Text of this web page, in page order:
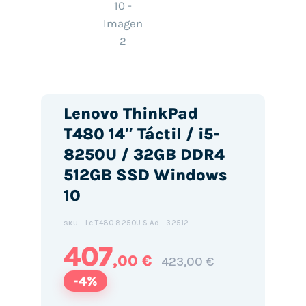
Lenovo ThinkPad
T480 14″ Táctil / i5-
8250U / 32GB DDR4
512GB SSD Windows
10
SKU: Le.T480.8250U.S.Ad_32512
407,00 € 423,00 €
-4%